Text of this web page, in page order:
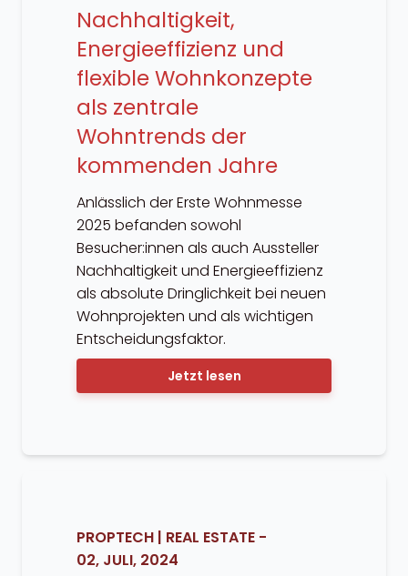
Nachhaltigkeit,
Energieeffizienz und
flexible Wohnkonzepte
als zentrale
Wohntrends der
kommenden Jahre
Anlässlich der Erste Wohnmesse
2025 befanden sowohl
Besucher:innen als auch Aussteller
Nachhaltigkeit und Energieeffizienz
als absolute Dringlichkeit bei neuen
Wohnprojekten und als wichtigen
Entscheidungsfaktor.
Jetzt lesen
PROPTECH| REAL ESTATE-
02, JULI, 2024